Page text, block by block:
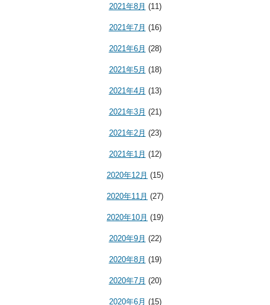
2021年8月 (11)
2021年7月 (16)
2021年6月 (28)
2021年5月 (18)
2021年4月 (13)
2021年3月 (21)
2021年2月 (23)
2021年1月 (12)
2020年12月 (15)
2020年11月 (27)
2020年10月 (19)
2020年9月 (22)
2020年8月 (19)
2020年7月 (20)
2020年6月 (15)